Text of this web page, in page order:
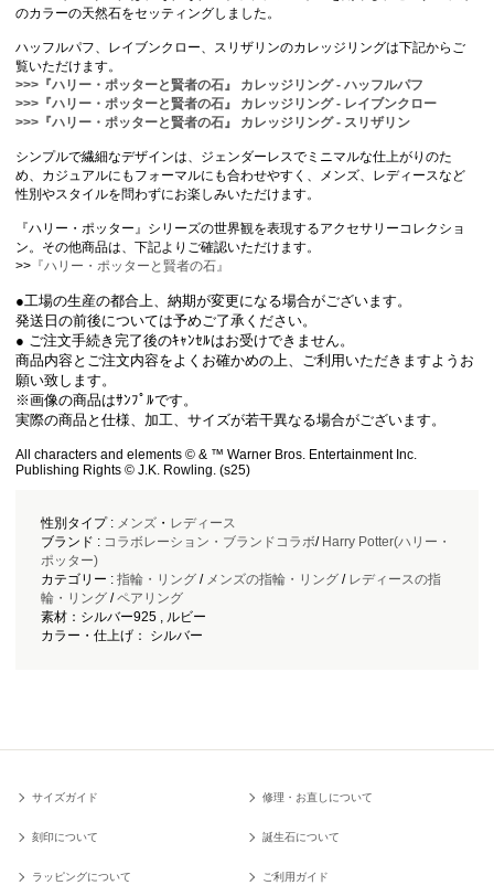
のカラーの天然石をセッティングしました。
ハッフルパフ、レイブンクロー、スリザリンのカレッジリングは下記からご
覧いただけます。
>>>『ハリー・ポッターと賢者の石』 カレッジリング - ハッフルパフ
>>>『ハリー・ポッターと賢者の石』 カレッジリング - レイブンクロー
>>>『ハリー・ポッターと賢者の石』 カレッジリング - スリザリン
シンプルで繊細なデザインは、ジェンダーレスでミニマルな仕上がりのた
め、カジュアルにもフォーマルにも合わせやすく、メンズ、レディースなど
性別やスタイルを問わずにお楽しみいただけます。
『ハリー・ポッター』シリーズの世界観を表現するアクセサリーコレクショ
ン。その他商品は、下記よりご確認いただけます。
>> 『ハリー・ポッターと賢者の石』
●工場の生産の都合上、納期が変更になる場合がございます。
発送日の前後については予めご了承ください。
● ご注文手続き完了後のｷｬﾝｾﾙはお受けできません。
商品内容とご注文内容をよくお確かめの上、ご利用いただきますようお
願い致します。
※画像の商品はｻﾝﾌﾟﾙです。
実際の商品と仕様、加工、サイズが若干異なる場合がございます。
All characters and elements © & ™ Warner Bros. Entertainment Inc.
Publishing Rights © J.K. Rowling. (s25)
性別タイプ : メンズ・ レディース
ブランド : コラボレーション・ブランドコラボ/ Harry Potter(ハリー・
ポッター)
カテゴリー : 指輪・リング/ メンズの指輪・リング/ レディースの指
輪・リング/ペアリング
素材：シルバー925 , ルビー
カラー・仕上げ： シルバー
サイズガイド 修理・お直しについて
刻印について 誕生石について
ラッピングについて ご利用ガイド